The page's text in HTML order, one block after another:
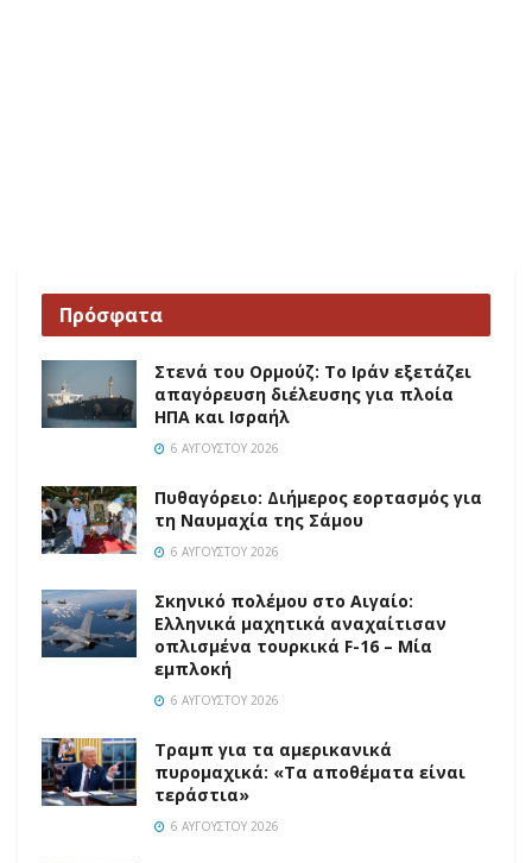
Πρόσφατα
Στενά του Ορμούζ: Το Ιράν εξετάζει
απαγόρευση διέλευσης για πλοία
ΗΠΑ και Ισραήλ
6 ΑΥΓΟΎΣΤΟΥ 2026
Πυθαγόρειο: Διήμερος εορτασμός για
τη Ναυμαχία της Σάμου
6 ΑΥΓΟΎΣΤΟΥ 2026
Σκηνικό πολέμου στο Αιγαίο:
Ελληνικά μαχητικά αναχαίτισαν
οπλισμένα τουρκικά F-16 – Μία
εμπλοκή
6 ΑΥΓΟΎΣΤΟΥ 2026
Τραμπ για τα αμερικανικά
πυρομαχικά: «Τα αποθέματα είναι
τεράστια»
6 ΑΥΓΟΎΣΤΟΥ 2026